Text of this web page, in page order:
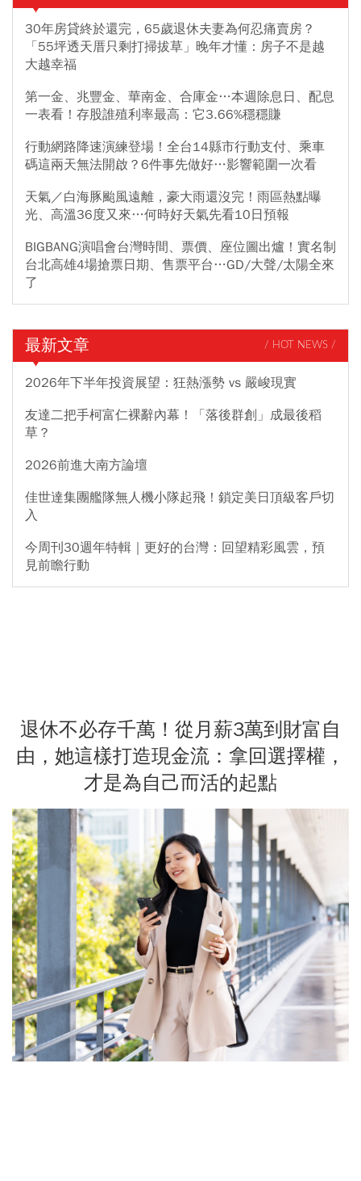
30年房貸終於還完，65歲退休夫妻為何忍痛賣房？
「55坪透天厝只剩打掃拔草」晚年才懂：房子不是越
大越幸福
第一金、兆豐金、華南金、合庫金…本週除息日、配息
一表看！存股誰殖利率最高：它3.66%穩穩賺
行動網路降速演練登場！全台14縣市行動支付、乘車
碼這兩天無法開啟？6件事先做好…影響範圍一次看
天氣／白海豚颱風遠離，豪大雨還沒完！雨區熱點曝
光、高溫36度又來…何時好天氣先看10日預報
BIGBANG演唱會台灣時間、票價、座位圖出爐！實名制
台北高雄4場搶票日期、售票平台…GD/大聲/太陽全來
了
最新文章 / HOT NEWS /
2026年下半年投資展望：狂熱漲勢 vs 嚴峻現實
友達二把手柯富仁裸辭內幕！「落後群創」成最後稻
草？
2026前進大南方論壇
佳世達集團艦隊無人機小隊起飛！鎖定美日頂級客戶切
入
今周刊30週年特輯｜更好的台灣：回望精彩風雲，預
見前瞻行動
退休不必存千萬！從月薪3萬到財富自
由，她這樣打造現金流：拿回選擇權，
才是為自己而活的起點